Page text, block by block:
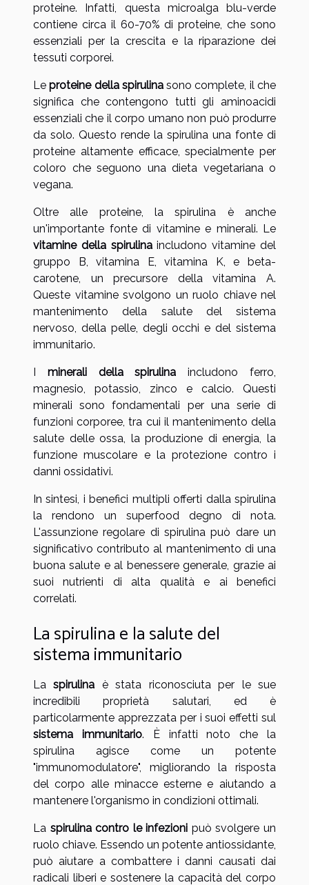
proteine. Infatti, questa microalga blu-verde
contiene circa il 60-70% di proteine, che sono
essenziali per la crescita e la riparazione dei
tessuti corporei.
Leproteine della spirulinasono complete, il che
significa che contengono tutti gli aminoacidi
essenziali che il corpo umano non può produrre
da solo. Questo rende la spirulina una fonte di
proteine altamente efficace, specialmente per
coloro che seguono una dieta vegetariana o
vegana.
Oltre alle proteine, la spirulina è anche
un'importante fonte di vitamine e minerali. Le
vitamine della spirulinaincludono vitamine del
gruppo B, vitamina E, vitamina K, e beta-
carotene, un precursore della vitamina A.
Queste vitamine svolgono un ruolo chiave nel
mantenimento della salute del sistema
nervoso, della pelle, degli occhi e del sistema
immunitario.
I minerali della spirulina includono ferro,
magnesio, potassio, zinco e calcio. Questi
minerali sono fondamentali per una serie di
funzioni corporee, tra cui il mantenimento della
salute delle ossa, la produzione di energia, la
funzione muscolare e la protezione contro i
danni ossidativi.
In sintesi, i benefici multipli offerti dalla spirulina
la rendono un superfood degno di nota.
L'assunzione regolare di spirulina può dare un
significativo contributo al mantenimento di una
buona salute e al benessere generale, grazie ai
suoi nutrienti di alta qualità e ai benefici
correlati.
La spirulina e la salute del
sistema immunitario
Laspirulina è stata riconosciuta per le sue
incredibili proprietà salutari, ed è
particolarmente apprezzata per i suoi effetti sul
sistema immunitario. È infatti noto che la
spirulina agisce come un potente
"immunomodulatore", migliorando la risposta
del corpo alle minacce esterne e aiutando a
mantenere l'organismo in condizioni ottimali.
La spirulina contro le infezioni può svolgere un
ruolo chiave. Essendo un potente antiossidante,
può aiutare a combattere i danni causati dai
radicali liberi e sostenere la capacità del corpo